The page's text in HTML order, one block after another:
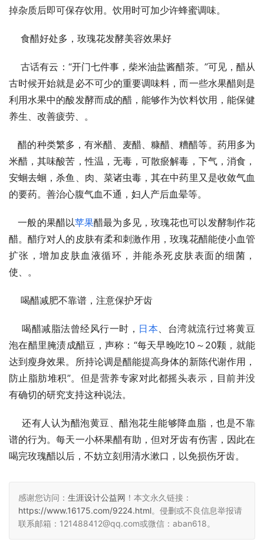
掉杂质后即可保存饮用。饮用时可加少许蜂蜜调味。
食醋好处多，玫瑰花发酵美容效果好
古话有云：“开门七件事，柴米油盐酱醋茶。”可见，醋从
古时候开始就是必不可少的重要调味料，而一些水果醋则是
利用水果中的酸发酵而成的醋，能够作为饮料饮用，能保健
养生、改善疲劳、。
醋的种类繁多，有米醋、麦醋、糠醋、糟醋等。药用多为
米醋，其味酸苦，性温，无毒，可散瘀解毒，下气，消食，
安蛔去蛔，杀鱼、肉、菜诸虫毒，其在中药里又是收敛气血
的要药。善治心腹气血不通，妇人产后血晕等。
一般的果醋以苹果醋最为多见，玫瑰花也可以发酵制作花
醋。醋疗对人的皮肤有柔和刺激作用，玫瑰花醋能使小血管
扩张，增加皮肤血液循环，并能杀死皮肤表面的细菌，
使、。
喝醋减肥不靠谱，注意保护牙齿
喝醋减脂法曾经风行一时， 日本 、台湾就流行过将黄豆
泡在醋里腌渍成醋豆，声称：“每天早晚吃10～20颗，就能
达到瘦身效果。所持论调是醋能提高身体的新陈代谢作用，
防止脂肪堆积”。但是营养专家对此都摇头表示，目前并没
有确切的研究支持这种说法。
还有人认为醋泡黄豆、醋泡花生能够降血脂，也是不靠
谱的行为。每天一小杯果醋有助，但对牙齿有伤害，因此在
喝完玫瑰醋以后，不妨立刻用清水漱口，以免损伤牙齿。
感谢您访问： 生涯设计公益网 ！本文永久链接：
https://www.16175.com/9224.html。侵删或不良信息举报请
联系邮箱：121488412@qq.com或微信：aban618。